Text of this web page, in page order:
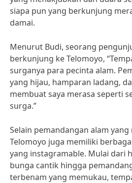
siapa pun yang berkunjung
damai.
Menurut Budi, seorang
berkunjung ke Telomoyo,
surganya para pecinta alam.
yang hijau, hamparan ladang,
membuat saya merasa seperti
surga.”
Selain pemandangan alam
Telomoyo juga memiliki
yang instagramable. Mulai dari
bunga cantik hingga
terbenam yang memukau,